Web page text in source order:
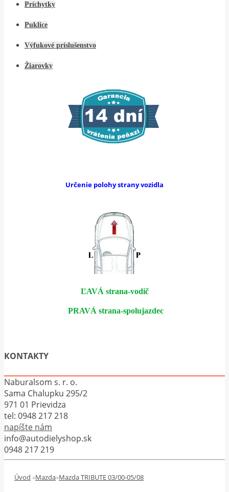
Príchytky
Puklice
Výfukové príslušenstvo
Žiarovky
Určenie polohy strany vozidla
ĽAVÁ strana-vodič
PRAVÁ strana-spolujazdec
KONTAKTY
Naburalsom s. r. o.
Sama Chalupku 295/2
971 01 Prievidza
tel: 0948 217 218
napíšte nám
info@autodielyshop.sk
0948 217 219
Úvod »Mazda»Mazda TRIBUTE 03/00-05/08